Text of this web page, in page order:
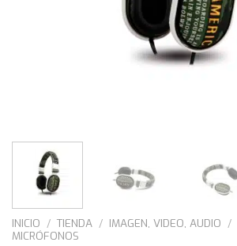
INICIO / TIENDA / IMAGEN, VIDEO, AUDIO /
MICRÓFONOS